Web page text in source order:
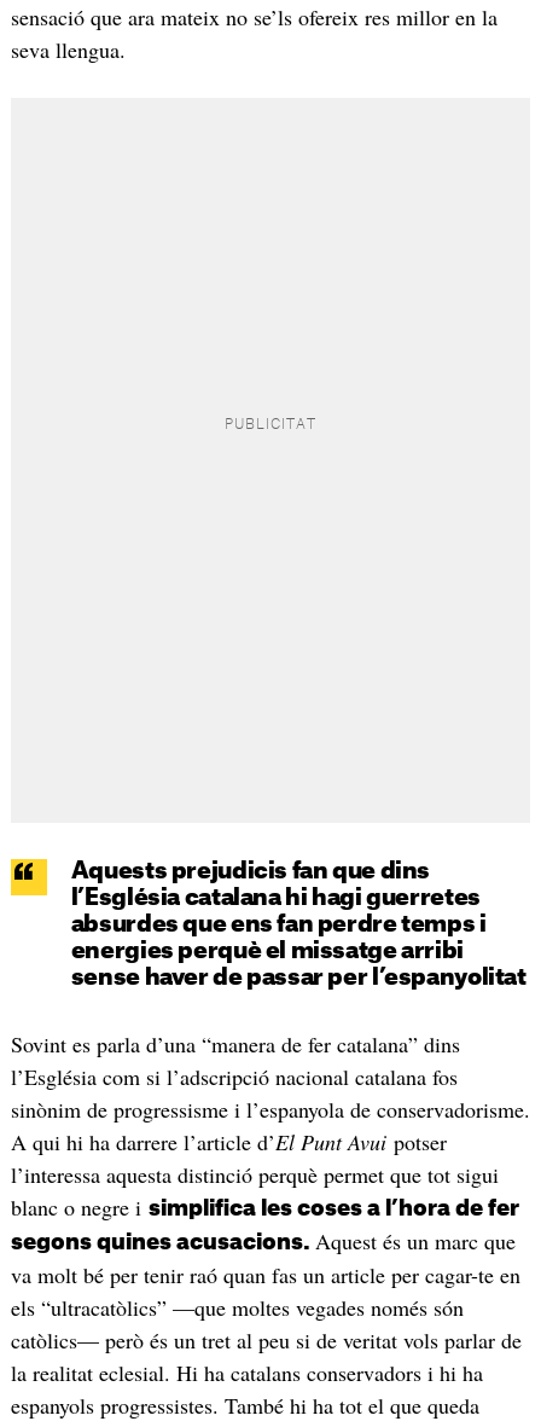
sensació que ara mateix no se’ls ofereix res millor en la
seva llengua.
Aquests prejudicis fan que dins
l’Església catalana hi hagi guerretes
absurdes que ens fan perdre temps i
energies perquè el missatge arribi
sense haver de passar per l’espanyolitat
Sovint es parla d’una “manera de fer catalana” dins
l’Església com si l’adscripció nacional catalana fos
sinònim de progressisme i l’espanyola de conservadorisme.
A qui hi ha darrere l’article d’El Punt Avuipotser
l’interessa aquesta distinció perquè permet que tot sigui
blanc o negre i simplifica les coses a l’hora de fer
segons quines acusacions. Aquest és un marc que
va molt bé per tenir raó quan fas un article per cagar-te en
els “ultracatòlics” —que moltes vegades només són
catòlics— però és un tret al peu si de veritat vols parlar de
la realitat eclesial. Hi ha catalans conservadors i hi ha
espanyols progressistes. També hi ha tot el que queda